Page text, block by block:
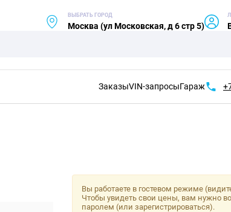
ВЫБРАТЬ ГОРОД
Москва (ул Московская, д 6 стр 5)
ЗаказыVIN-запросыГараж
Вы работаете в гостевом режиме
Чтобы увидеть свои цены, вам нужно
паролем (или зарегистрироваться).